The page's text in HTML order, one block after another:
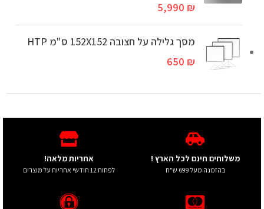
5,990 ₪
מסך גלילה על חצובה 152X152 ס"מ HTP
650 ₪
משלוחים חינם לכל הארץ !
בהזמנה מעל 699 ש"ח
אחריות מלאה!
לפחות 12 חודשי אחריות על מוצרים